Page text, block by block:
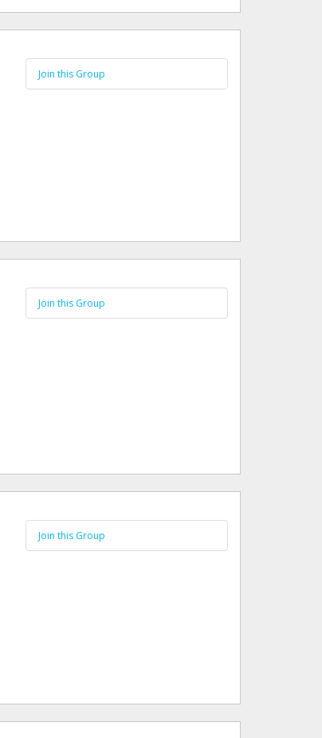
Join this Group
Join this Group
Join this Group